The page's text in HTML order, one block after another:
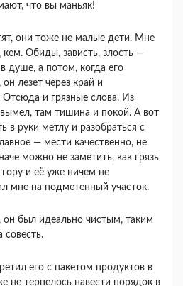
что вы маньяк!
они тоже не малые дети. Мне
кем. Обиды, зависть, злость ―
душе, а потом, когда его
лезет через край и
Отсюда и грязные слова. Из
там тишина и покой. А вот
в руки метлу и разобраться с
— мести качественно, не
можно не заметить, как грязь
гору и её уже ничем не
мне на подметенный участок.
он был идеально чистым, таким
его с пакетом продуктов в
не терпелось навести порядок в